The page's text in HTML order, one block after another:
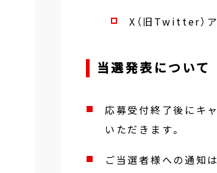
X（旧Twitter）
当選発表について
応募受付終了後にキ
いただきます。
ご当選者様への通知